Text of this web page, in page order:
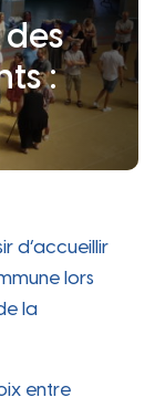
:
d’accueillir
lors
la
entre